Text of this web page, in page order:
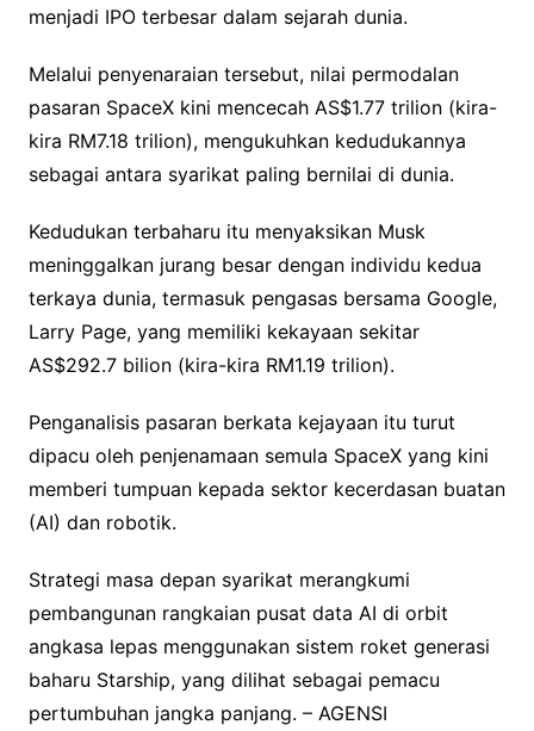
menjadi IPO terbesar dalam sejarah dunia.
Melalui penyenaraian tersebut, nilai permodalan
pasaran SpaceX kini mencecah AS$1.77 trilion (kira-
kira RM7.18 trilion), mengukuhkan kedudukannya
sebagai antara syarikat paling bernilai di dunia.
Kedudukan terbaharu itu menyaksikan Musk
meninggalkan jurang besar dengan individu kedua
terkaya dunia, termasuk pengasas bersama Google,
Larry Page, yang memiliki kekayaan sekitar
AS$292.7 bilion (kira-kira RM1.19 trilion).
Penganalisis pasaran berkata kejayaan itu turut
dipacu oleh penjenamaan semula SpaceX yang kini
memberi tumpuan kepada sektor kecerdasan buatan
(AI) dan robotik.
Strategi masa depan syarikat merangkumi
pembangunan rangkaian pusat data AI di orbit
angkasa lepas menggunakan sistem roket generasi
baharu Starship, yang dilihat sebagai pemacu
pertumbuhan jangka panjang. – AGENSI